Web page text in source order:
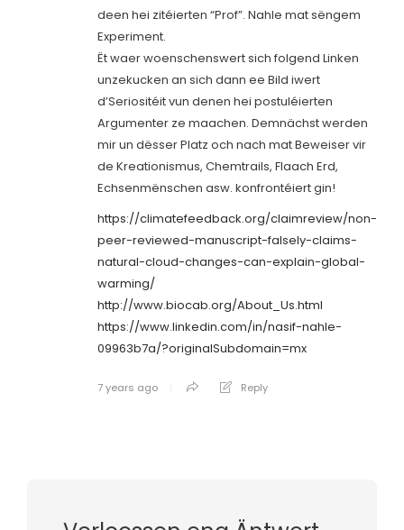
deen hei zitéierten “Prof”. Nahle mat sëngem
Experiment.
Ët waer woenschenswert sich folgend Linken
unzekucken an sich dann ee Bild iwert
d’Seriositéit vun denen hei postuléierten
Argumenter ze maachen. Demnächst werden
mir un dësser Platz och nach mat Beweiser vir
de Kreationismus, Chemtrails, Flaach Erd,
Echsenmënschen asw. konfrontéiert gin!
https://climatefeedback.org/claimreview/non-
peer-reviewed-manuscript-falsely-claims-
natural-cloud-changes-can-explain-global-
warming/
http://www.biocab.org/About_Us.html
https://www.linkedin.com/in/nasif-nahle-
09963b7a/?originalSubdomain=mx
7 years ago Reply